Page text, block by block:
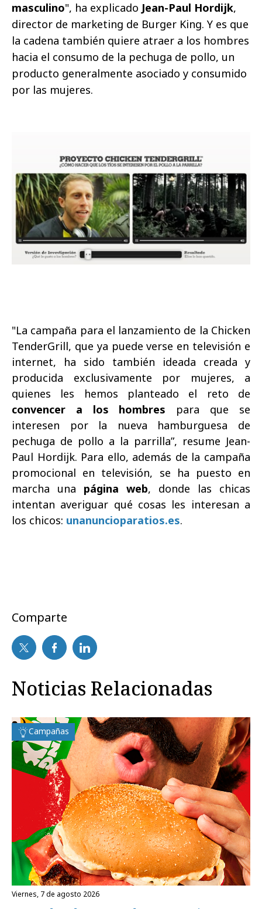
masculino", ha explicado Jean-Paul Hordijk,
director de marketing de Burger King. Y es que
la cadena también quiere atraer a los hombres
hacia el consumo de la pechuga de pollo, un
producto generalmente asociado y consumido
por las mujeres.
"La campaña para el lanzamiento de la Chicken
TenderGrill, que ya puede verse en televisión e
internet, ha sido también ideada
creada y
producida exclusivamente por mujeres, a
quienes les hemos planteado el reto de
convencer a los hombres para que se
interesen por la nueva hamburguesa de
pechuga de pollo a la parrilla”, resume Jean-
Paul Hordijk. Para ello, además de la campaña
promocional en televisión, se ha puesto en
marcha una página web, donde las chicas
intentan averiguar qué cosas les interesan a
los chicos: unanuncioparatios.es.
Comparte
Noticias Relacionadas
Campañas
viernes, 7 de agosto 2026